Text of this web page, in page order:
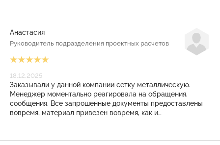
Анастасия
Руководитель подразделения проектных расчетов
18.12.2025
Заказывали у данной компании сетку металлическую.
Менеджер моментально реагировала на обращения,
сообщения. Все запрошенные документы предоставлены
вовремя, материал привезен вовремя, как и
также выставлены своевременно. Приятное, плодотворное